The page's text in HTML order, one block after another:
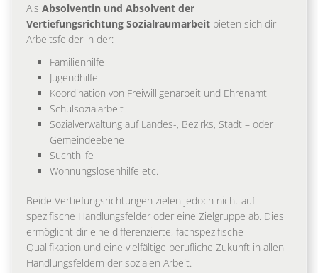
Als Absolventin und Absolvent der
Vertiefungsrichtung Sozialraumarbeit bieten sich dir
Arbeitsfelder in der:
Familienhilfe
Jugendhilfe
Koordination von Freiwilligenarbeit und Ehrenamt
Schulsozialarbeit
Sozialverwaltung auf Landes-, Bezirks, Stadt – oder
Gemeindeebene
Suchthilfe
Wohnungslosenhilfe etc.
Beide Vertiefungsrichtungen zielen jedoch nicht auf
spezifische Handlungsfelder oder eine Zielgruppe ab. Dies
ermöglicht dir eine differenzierte, fachspezifische
Qualifikation und eine vielfältige berufliche Zukunft in allen
Handlungsfeldern der sozialen Arbeit.